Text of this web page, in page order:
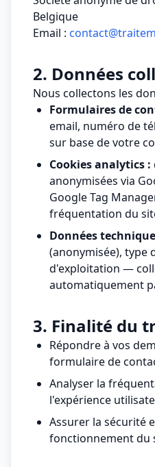
Belgique
Email :
2. Données
Nous collectons les
Formulaires de
email, numéro de
sur base de votre
Cookies analytics :
anonymisées via
Google Tag
fréquentation du
Données
(anonymisée), type
d'exploitation —
automatiquement
3. Finalité du
Répondre à vos
formulaire de
Analyser la
l'expérience
Assurer la sécurité
fonctionnement du